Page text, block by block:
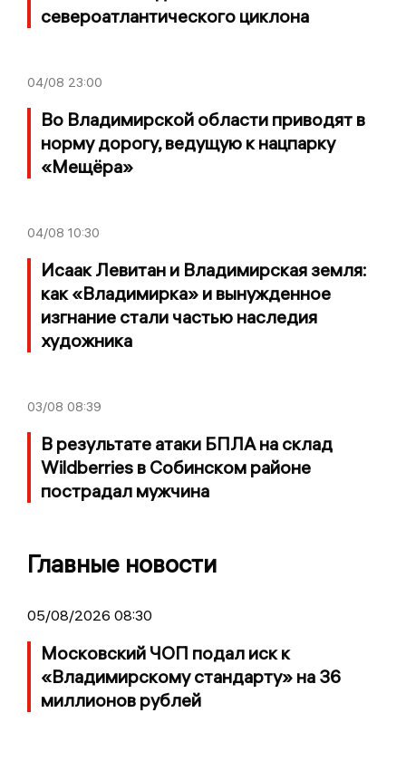
североатлантического циклона
04/08 23:00
Во Владимирской области приводят в
норму дорогу, ведущую к нацпарку
«Мещёра»
04/08 10:30
Исаак Левитан и Владимирская земля:
как «Владимирка» и вынужденное
изгнание стали частью наследия
художника
03/08 08:39
В результате атаки БПЛА на склад
Wildberries в Собинском районе
пострадал мужчина
Главные новости
05/08/2026 08:30
Московский ЧОП подал иск к
«Владимирскому стандарту» на 36
миллионов рублей